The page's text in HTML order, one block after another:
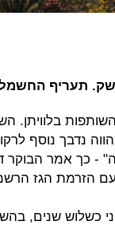
תעריף
והשותפות
נדבך נוסף
- כך אמר הבוקר
הזרמת הגז